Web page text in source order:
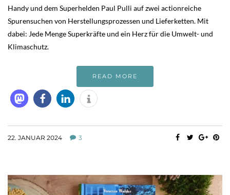
Handy und dem Superhelden Paul Pulli auf zwei actionreiche
Spurensuchen von Herstellungsprozessen und Lieferketten. Mit
dabei: Jede MengeSuperkräfte und ein Herz für die Umwelt- und
Klimaschutz.
READ MORE
22. JANUAR 2024 3